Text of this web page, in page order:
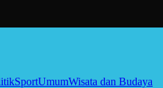
SportUmumWisata dan Budaya